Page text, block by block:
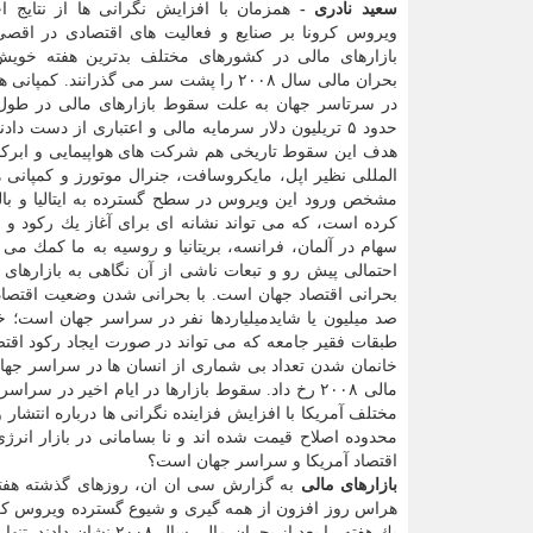
سعید نادری - همزمان با افزایش نگرانی ها از نتایج
ویروس كرونا بر صنایع و فعالیت های اقتصادی در
بازارهای مالی در كشورهای مختلف بدترین هفته
بحران مالی سال ۲۰۰۸ را پشت سر می گذرانند.
در سرتاسر جهان به علت سقوط بازارهای مالی در طول
حدود ۵ تریلیون دلار سرمایه مالی و اعتباری از دست
هدف این سقوط تاریخی هم شركت های هواپیمایی و
المللی نظیر اپل، مایكروسافت، جنرال موتورز و
مشخص ورود این ویروس در سطح گسترده به ایتالیا و
كرده است، كه می تواند نشانه ای برای آغاز یك ركود
سهام در آلمان، فرانسه، بریتانیا و روسیه به ما كمك
صد میلیون یا شایدمیلیاردها نفر در سراسر جهان
طبقات فقیر جامعه كه می تواند در صورت ایجاد ركود
خانمان شدن تعداد بی شماری از انسان ها در سراسر
مختلف آمریكا با افزایش فزاینده نگرانی ها درباره
محدوده اصلاح قیمت شده اند و نا بسامانی در بازار
اقتصاد آمریكا و سراسر جهان است؟
بازارهای مالی به گزارش سی ان ان، روزهای گذشته
هراس روز افزون از همه گیری و شیوع گسترده ویروس